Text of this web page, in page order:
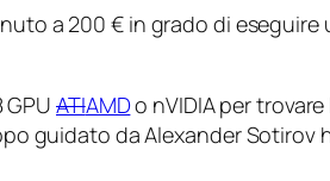
a 200 € in grado di
ATIAMDo nVIDIA per
guidato da Alexander Sotirov